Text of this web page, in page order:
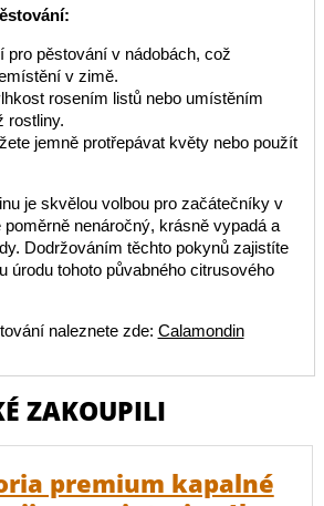
pro pěstování v nádobách, což
v zimě.
rosením listů nebo umístěním
rostliny.
jemně protřepávat květy nebo použít
je skvělou volbou pro začátečníky v
nenáročný, krásně vypadá a
Dodržováním těchto pokynů zajistíte
úrodu tohoto půvabného citrusového
naleznete zde: Calamondin
ZAKOUPILI
premium kapalné